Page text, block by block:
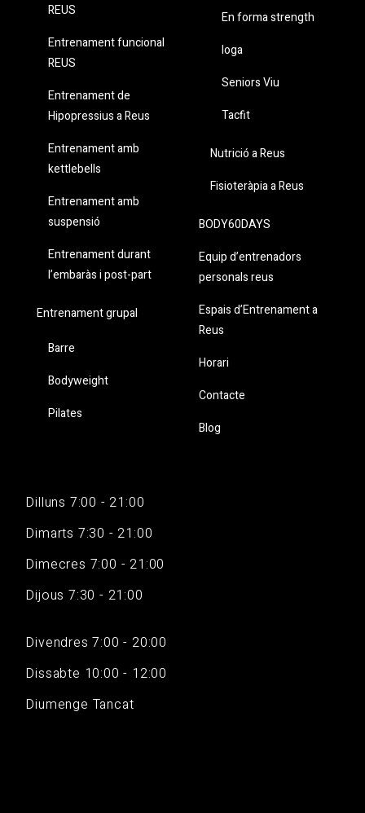
REUS
Entrenament funcional
REUS
Entrenament de
Hipopressius a Reus
Entrenament amb
kettlebells
Entrenament amb
suspensió
Entrenament durant
l’embaràs i post-part
Entrenament grupal
Barre
Bodyweight
Pilates
En forma strength
Ioga
Seniors Viu
Tacfit
Nutrició a Reus
Fisioteràpia a Reus
BODY60DAYS
Equip d’entrenadors
personals reus
Espais d’Entrenament a
Reus
Horari
Contacte
Blog
Dilluns 7:00 - 21:00
Dimarts 7:30 - 21:00
Dimecres 7:00 - 21:00
Dijous 7:30 - 21:00
Divendres 7:00 - 20:00
Dissabte 10:00 - 12:00
Diumenge Tancat